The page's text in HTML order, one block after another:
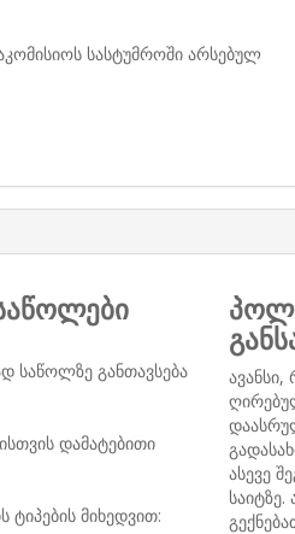
სასტუმროში არსებულ
საწოლზე განთავსება
დამატებითი
მიხედვით:
ასევე